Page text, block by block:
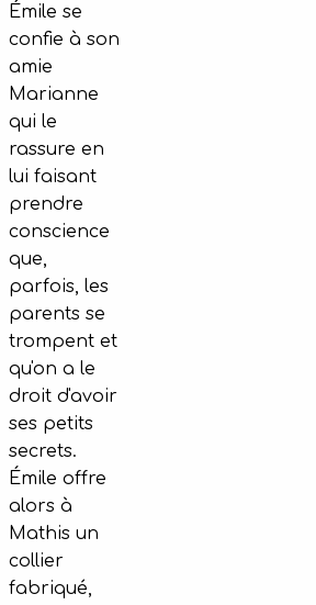
Émile se
confie à son
amie
Marianne
qui le
rassure en
lui faisant
prendre
conscience
que,
parfois, les
parents se
trompent et
qu'on a le
droit d'avoir
ses petits
secrets.
Émile offre
alors à
Mathis un
collier
fabriqué,